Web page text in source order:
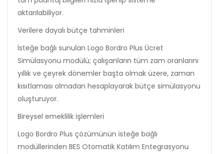
aktarılabiliyor.
Verilere dayalı bütçe tahminleri
İsteğe bağlı sunulan Logo Bordro Plus Ücret
Simülasyonu modülü; çalışanların tüm zam oranlarını
yıllık ve çeyrek dönemler başta olmak üzere, zaman
kısıtlaması olmadan hesaplayarak bütçe simülasyonu
oluşturuyor.
Bireysel emeklilik işlemleri
Logo Bordro Plus çözümünün isteğe bağlı
modüllerinden BES Otomatik Katılım Entegrasyonu